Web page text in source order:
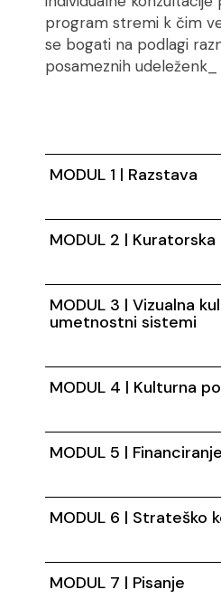
program stremi k čim
se bogati na podlagi
posameznih
MODUL 1 | Razstava
MODUL 2 |
MODUL 3 | Vizualna
umetnostni sistemi
MODUL 4 | Kulturna
MODUL 5 | Financiranje
MODUL 6 | Strateško
MODUL 7 | Pisanje